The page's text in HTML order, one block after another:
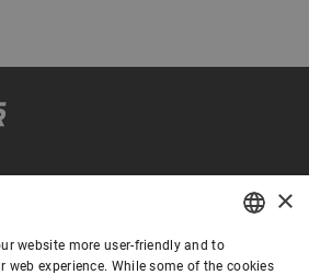
ENGLISH
×
website more user-friendly and to
experience. While some of the cookies